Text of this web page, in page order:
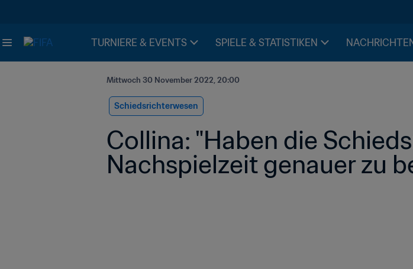
TURNIERE & EVENTS SPIELE & STATISTIKEN
Mittwoch 30 November 2022, 20:00
Schiedsrichterwesen
Collina: "Haben die
Nachspielzeit genauer zu